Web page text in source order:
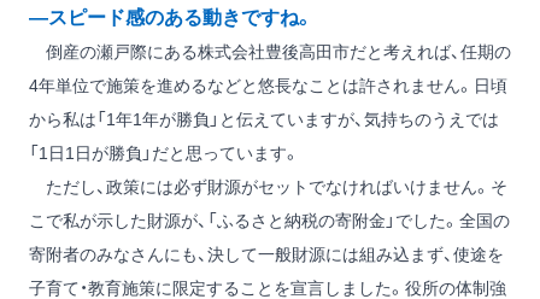
―スピード感のある動きですね。
倒産の瀬戸際にある株式会社豊後高田市だと考えれば、任期の
4年単位で施策を進めるなどと悠長なことは許されません。日頃
から私は「1年1年が勝負」と伝えていますが、気持ちのうえでは
「1日1日が勝負」だと思っています。
ただし、政策には必ず財源がセットでなければいけません。そ
こで私が示した財源が、「ふるさと納税の寄附金」でした。全国の
寄附者のみなさんにも、決して一般財源には組み込まず、使途を
子育て・教育施策に限定することを宣言しました。役所の体制強